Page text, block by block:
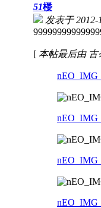
51楼
发表于 2012-
[ 本帖最后由 古